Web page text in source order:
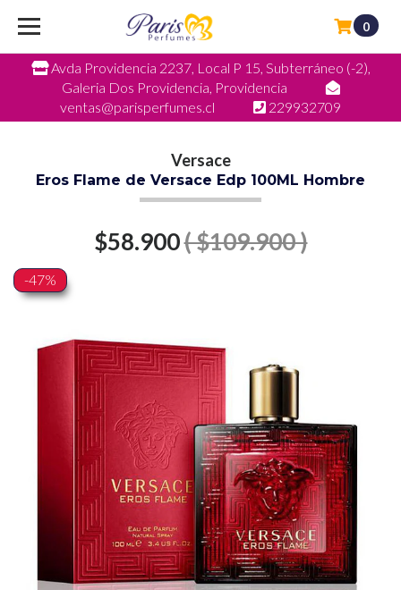
Avda Providencia 2237, Local P 15, Subterráneo (-2),
Galeria Dos Providencia, Providencia
ventas@parisperfumes.cl
229932709
0
Versace
Eros Flame de Versace Edp 100ML Hombre
$58.900( $109.900 )
-47%